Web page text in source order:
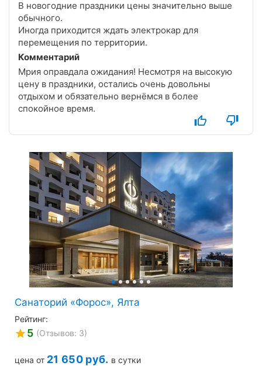
В новогодние праздники цены значительно выше
обычного.
Иногда приходится ждать электрокар для
перемещения по территории.
Комментарий
Мрия оправдала ожидания! Несмотря на высокую
цену в праздники, остались очень довольны
отдыхом и обязательно вернёмся в более
спокойное время.
Санаторий «Форос», Ялта
Рейтинг:
5 (Отзывов: 3)
цена от 21 650 руб. в сутки